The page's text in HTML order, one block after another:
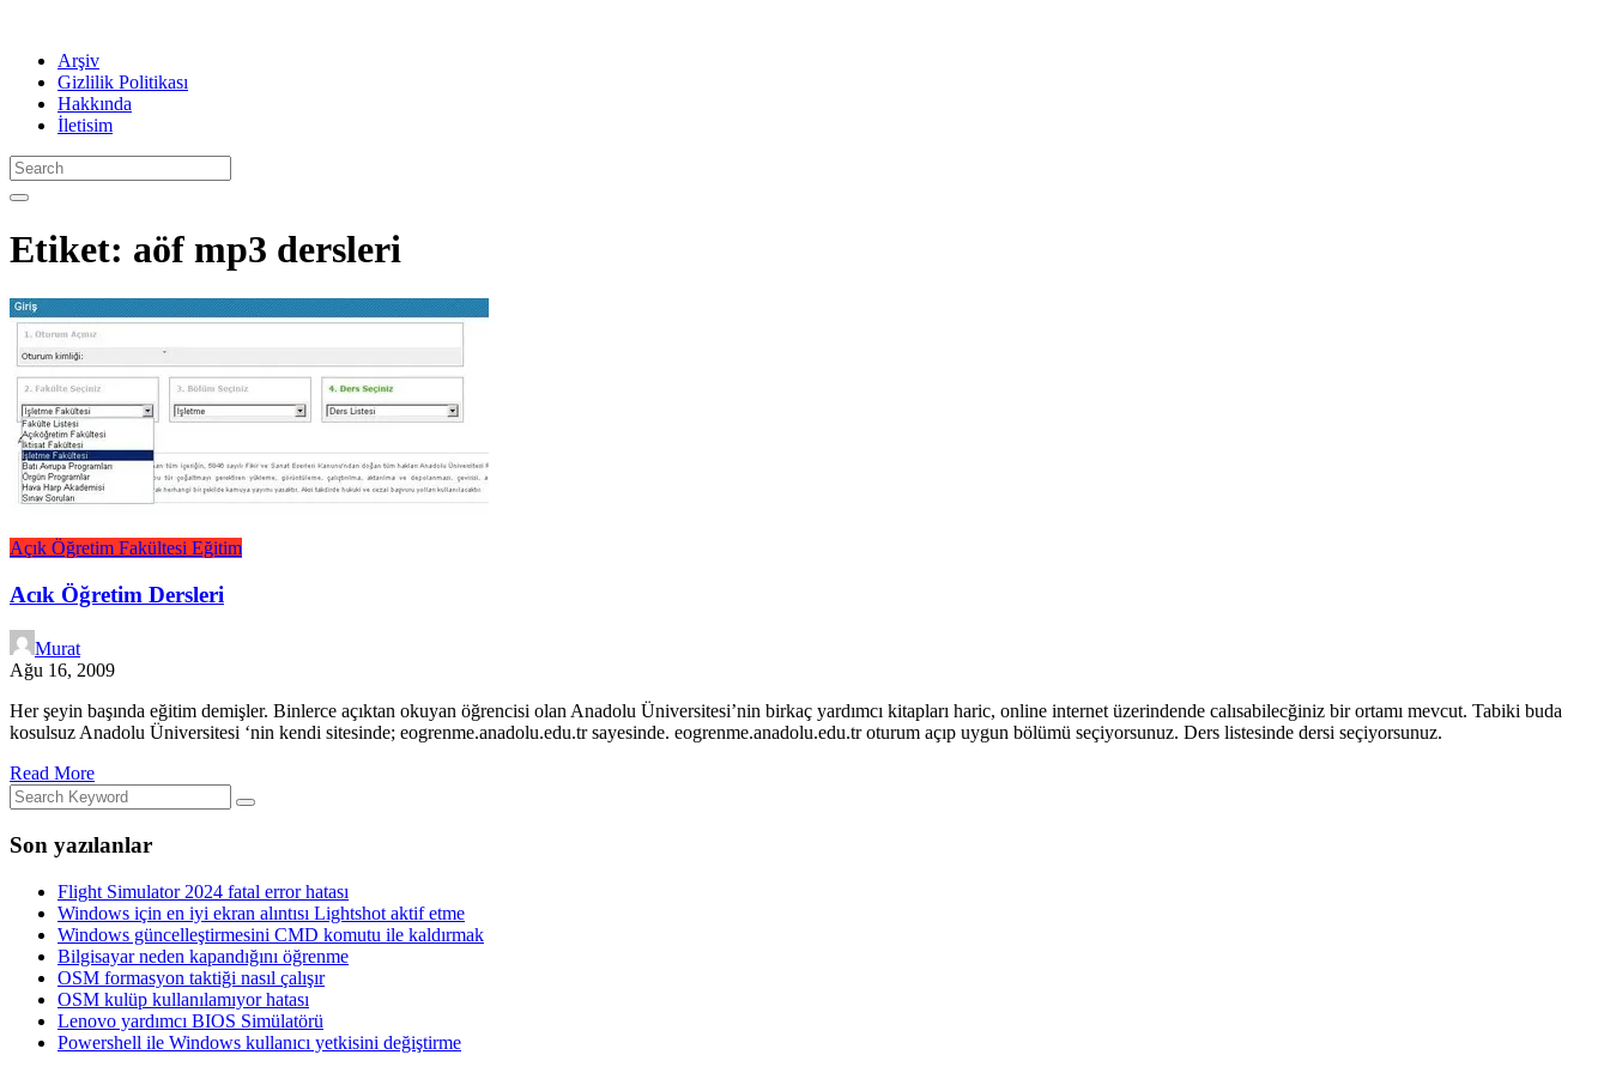
Arşiv
Gizlilik Politikası
Hakkında
İletisim
Etiket: aöf mp3 dersleri
Açık Öğretim Fakültesi Eğitim
Acık Öğretim Dersleri
Murat
Ağu 16, 2009
Her şeyin başında eğitim demişler. Binlerce açıktan okuyan öğrencisi olan Anadolu Üniversitesi’nin birkaç yardımcı kitapları haric, online internet üzerindende calısabilecğiniz bir ortamı mevcut. Tabiki buda
kosulsuz Anadolu Üniversitesi ‘nin kendi sitesinde; eogrenme.anadolu.edu.tr sayesinde. eogrenme.anadolu.edu.tr oturum açıp uygun bölümü seçiyorsunuz. Ders listesinde dersi seçiyorsunuz.
Read More
Son yazılanlar
Flight Simulator 2024 fatal error hatası
Windows için en iyi ekran alıntısı Lightshot aktif etme
Windows güncelleştirmesini CMD komutu ile kaldırmak
Bilgisayar neden kapandığını öğrenme
OSM formasyon taktiği nasıl çalışır
OSM kulüp kullanılamıyor hatası
Lenovo yardımcı BIOS Simülatörü
Powershell ile Windows kullanıcı yetkisini değiştirme